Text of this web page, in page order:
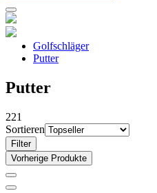
Golfschläger
Putter
Putter
221
Sortieren
Filter
Vorherige Produkte